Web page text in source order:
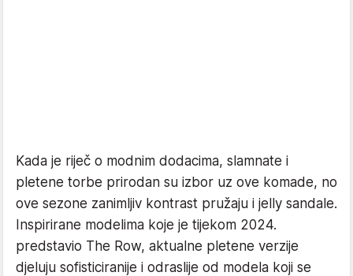
Kada je riječ o modnim dodacima, slamnate i
pletene torbe prirodan su izbor uz ove komade, no
ove sezone zanimljiv kontrast pružaju i jelly sandale.
Inspirirane modelima koje je tijekom 2024.
predstavio The Row, aktualne pletene verzije
djeluju sofisticiranije i odraslije od modela koji se